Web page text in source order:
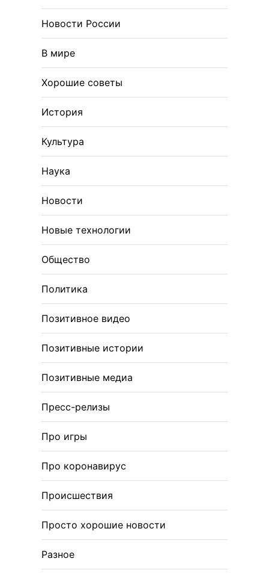
Новости России
В мире
Хорошие советы
История
Культура
Наука
Новости
Новые технологии
Общество
Политика
Позитивное видео
Позитивные истории
Позитивные медиа
Пресс-релизы
Про игры
Про коронавирус
Происшествия
Просто хорошие новости
Разное